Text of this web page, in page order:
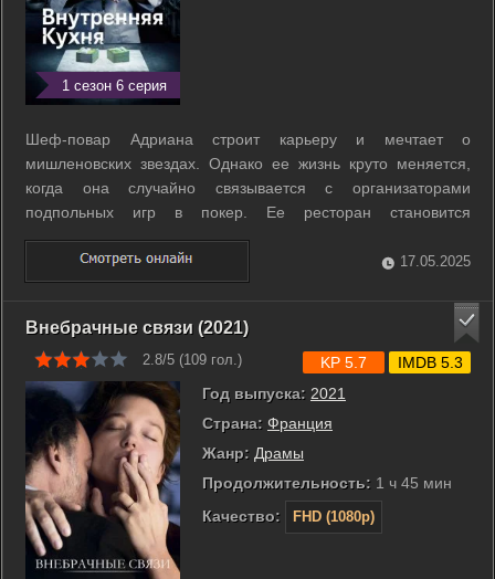
1 сезон 6 серия
Шеф-повар Адриана строит карьеру и мечтает о
мишленовских звездах. Однако ее жизнь круто меняется,
когда она случайно связывается с организаторами
подпольных игр в покер. Ее ресторан становится
территорией вне закона, где в любой момент может
произойти что угодно. Чувствуя, что теряет контроль над
собственной судьбой, Адриана берет себя в руки и ...
17.05.2025
Внебрачные связи (2021)
2.8/5 (109 гол.)
Год выпуска: 2021
Страна: Франция
Жанр: Драмы
Продолжительность: 1 ч 45 мин
Качество:
FHD (1080p)
KP 5.7 IMDB 5.3